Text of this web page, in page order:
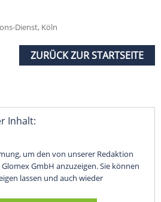
Dienst, Köln
ZURÜCK ZUR STARTSEITE
Inhalt:
um den von unserer Redaktion
GmbH anzuzeigen. Sie können
lassen und auch wieder